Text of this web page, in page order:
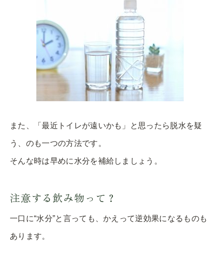
また、「最近トイレが遠いかも」と思ったら脱水を疑
う、のも一つの方法です。
そんな時は早めに水分を補給しましょう。
注意する飲み物って？
一口に“水分”と言っても、かえって逆効果になるものも
あります。